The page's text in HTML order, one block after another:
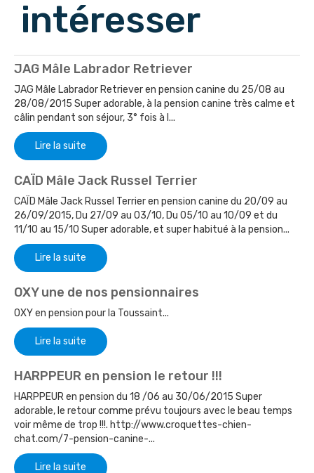
intéresser
JAG Mâle Labrador Retriever
JAG Mâle Labrador Retriever en pension canine du 25/08 au
28/08/2015 Super adorable, à la pension canine très calme et
câlin pendant son séjour, 3° fois à l...
Lire la suite
CAÏD Mâle Jack Russel Terrier
CAÏD Mâle Jack Russel Terrier en pension canine du 20/09 au
26/09/2015, Du 27/09 au 03/10, Du 05/10 au 10/09 et du
11/10 au 15/10 Super adorable, et super habitué à la pension...
Lire la suite
OXY une de nos pensionnaires
OXY en pension pour la Toussaint...
Lire la suite
HARPPEUR en pension le retour !!!
HARPPEUR en pension du 18 /06 au 30/06/2015 Super
adorable, le retour comme prévu toujours avec le beau temps
voir même de trop !!!. http://www.croquettes-chien-
chat.com/7-pension-canine-...
Lire la suite